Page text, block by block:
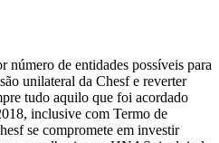
número de entidades possíveis para
unilateral da Chesf e reverter
tudo aquilo que foi acordado
inclusive com Termo de
se compromete em investir